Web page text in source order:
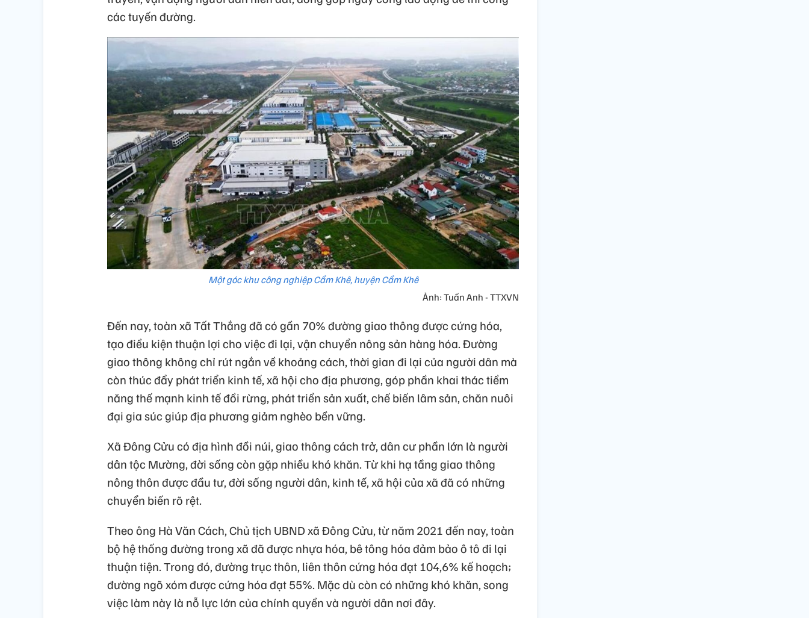
các tuyến đường.
Một góc khu công nghiệp Cẩm Khê, huyện Cẩm Khê
Ảnh: Tuấn Anh - TTXVN
Đến nay, toàn xã Tất Thắng đã có gần 70% đường giao thông được cứng hóa,
tạo điều kiện thuận lợi cho việc đi lại, vận chuyển nông sản hàng hóa. Đường
giao thông không chỉ rút ngắn về khoảng cách, thời gian đi lại của người dân mà
còn thúc đẩy phát triển kinh tế, xã hội cho địa phương, góp phần khai thác tiềm
năng thế mạnh kinh tế đồi rừng, phát triển sản xuất, chế biến lâm sản, chăn nuôi
đại gia súc giúp địa phương giảm nghèo bền vững.
Xã Đông Cửu có địa hình đồi núi, giao thông cách trở, dân cư phần lớn là người
dân tộc Mường, đời sống còn gặp nhiều khó khăn. Từ khi hạ tầng giao thông
nông thôn được đầu tư, đời sống người dân, kinh tế, xã hội của xã đã có những
chuyển biến rõ rệt.
Theo ông Hà Văn Cách, Chủ tịch UBND xã Đông Cửu, từ năm 2021 đến nay, toàn
bộ hệ thống đường trong xã đã được nhựa hóa, bê tông hóa đảm bảo ô tô đi lại
thuận tiện. Trong đó, đường trục thôn, liên thôn cứng hóa đạt 104,6% kế hoạch;
đường ngõ xóm được cứng hóa đạt 55%. Mặc dù còn có những khó khăn, song
việc làm này là nỗ lực lớn của chính quyền và người dân nơi đây.